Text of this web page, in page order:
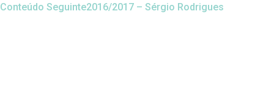
Conteúdo Seguinte2016/2017 – Sérgio Rodrigues